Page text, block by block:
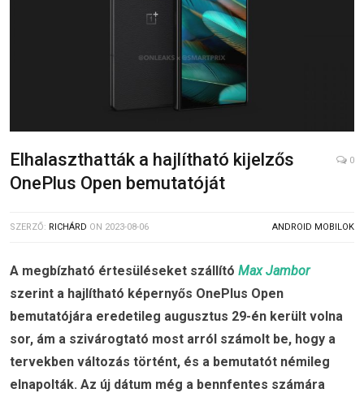
Elhalaszthatták a hajlítható kijelzős
OnePlus Open bemutatóját
0
SZERZŐ: RICHÁRD ON 2023-08-06 ANDROID MOBILOK
A megbízható értesüléseket szállító Max Jambor
szerint a hajlítható képernyős OnePlus Open
bemutatójára eredetileg augusztus 29-én került volna
sor, ám a szivárogtató most arról számolt be, hogy a
tervekben változás történt, és a bemutatót némileg
elnapolták. Az új dátum még a bennfentes számára